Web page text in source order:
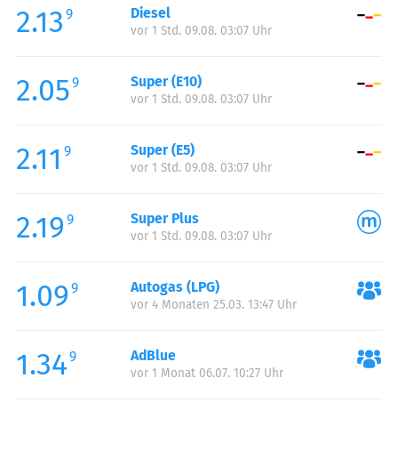
Mittwoch:
00:00-24:00
Donnerstag:
Samstag:
00:00-24:00
Sonntag:
2.13 9 Diesel
vor 1 Std. 09.08. 03:07 Uhr
2.059 Super (E10)
vor 1 Std. 09.08. 03:07 Uhr
2.11 9 Super (E5)
vor 1 Std. 09.08. 03:07 Uhr
2.19 9 Super Plus
vor 1 Std. 09.08. 03:07 Uhr
1.09 9 Autogas (LPG)
vor 4 Monaten 25.03. 13:47 Uhr
1.349 AdBlue
vor 1 Monat 06.07. 10:27 Uhr